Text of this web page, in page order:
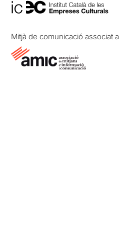
Mitjà de comunicació associat a